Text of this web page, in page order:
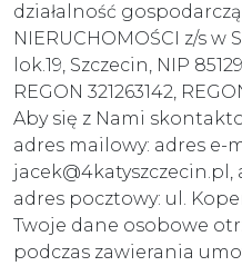
działalność
NIERUCHOMOŚCI z/s
lok.19, Szczecin, NIP
REGON 321263142,
Aby się z Nami
adres mailowy: adres e-
jacek@4katyszczecin.pl,
adres pocztowy: ul.
Twoje dane osobowe
podczas zawierania